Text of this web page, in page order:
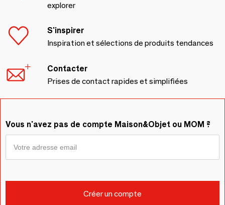
explorer
S'inspirer
Inspiration et sélections de produits tendances
Contacter
Prises de contact rapides et simplifiées
Vous n'avez pas de compte Maison&Objet ou MOM ?